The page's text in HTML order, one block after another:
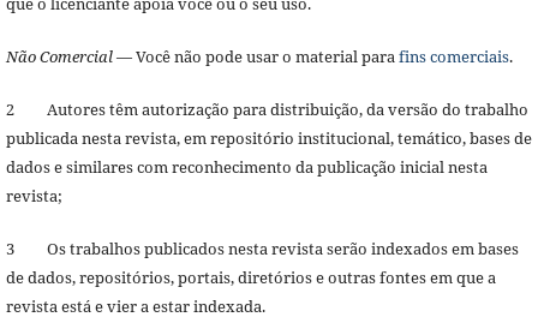
Não Comercial— Você não pode usar o material para fins comerciais.
2 Autores têm autorização para distribuição, da versão do trabalho
publicada nesta revista, em repositório institucional, temático, bases de
dados e similares com reconhecimento da publicação inicial nesta
revista;
3 Os trabalhos publicados nesta revista serão indexados em bases
de dados, repositórios, portais, diretórios e outras fontes em que a
revista está e vier a estar indexada.